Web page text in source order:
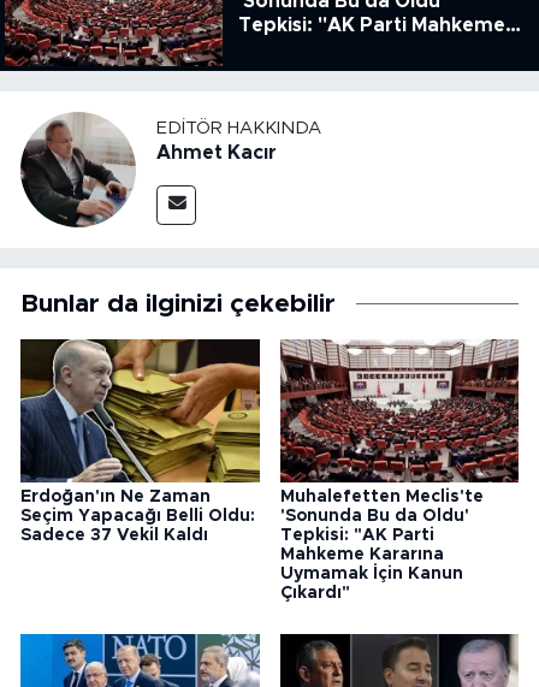
Tepkisi: "AK Parti Mahkeme
Kanun Çıkardı"
EDITÖR HAKKINDA
Ahmet Kacır
Bunlar da ilginizi çekebilir
Erdoğan'ın Ne Zaman
Seçim Yapacağı Belli Oldu:
Sadece 37 Vekil Kaldı
Muhalefetten Meclis'te
'Sonunda Bu da Oldu'
Tepkisi: "AK Parti
Mahkeme Kararına
Uymamak İçin Kanun
Çıkardı"